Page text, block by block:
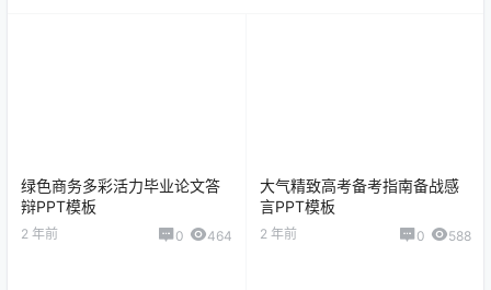
绿色商务多彩活力毕业论文答
辩PPT模板
2 年前 0 464
大气精致高考备考指南备战感
言PPT模板
2 年前 0 588